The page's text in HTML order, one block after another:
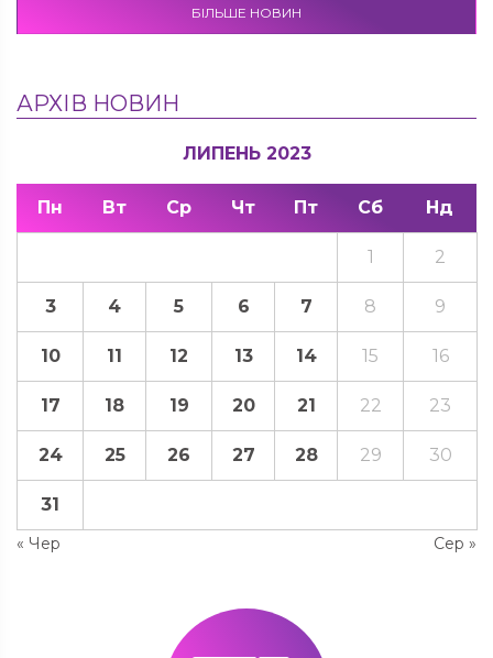
БІЛЬШЕ НОВИН
АРХІВ НОВИН
ЛИПЕНЬ 2023
Пн Вт Ср Чт Пт Сб Нд
« Чер Сер »
1 2
3 4 5 6 7 8 9
10 11 12 13 14 15 16
17 18 19 20 21 22 23
24 25 26 27 28 29 30
31